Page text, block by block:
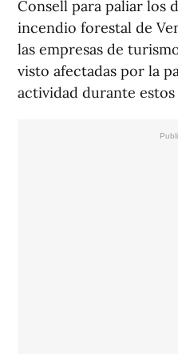
Consell para paliar los
incendio forestal de
las empresas de
visto afectadas por la
actividad durante estos